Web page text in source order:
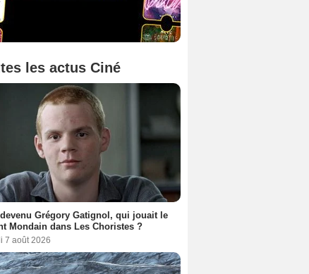
les actus Ciné
devenu Grégory Gatignol, qui jouait le
Mondain dans Les Choristes ?
7 août 2026